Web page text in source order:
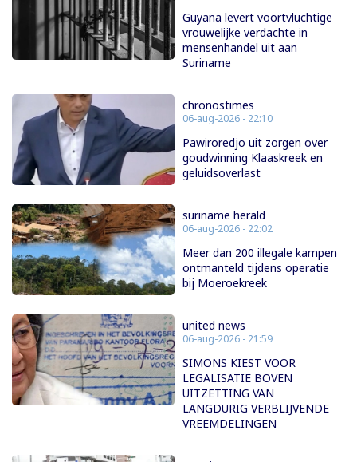
Guyana levert voortvluchtige
vrouwelijke verdachte in
mensenhandel uit aan
Suriname
chronostimes
06-aug-2026 - 22:10
Pawiroredjo uit zorgen over
goudwinning Klaaskreek en
geluidsoverlast
suriname herald
06-aug-2026 - 22:02
Meer dan 200 illegale kampen
ontmanteld tijdens operatie
bij Moeroekreek
united news
06-aug-2026 - 21:59
SIMONS KIEST VOOR
LEGALISATIE BOVEN
UITZETTING VAN
LANGDURIG VERBLIJVENDE
VREEMDELINGEN